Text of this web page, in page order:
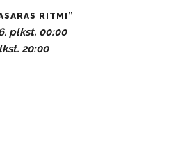
RITMI”
plkst. 00:00
20:00